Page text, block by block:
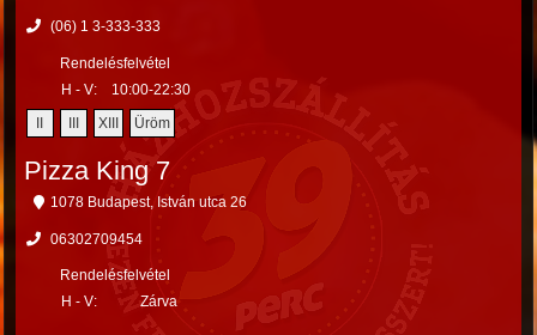
(06) 1 3-333-333
Rendelésfelvétel
H - V:
10:00-22:30
II III XIII Üröm
Pizza King 7
1078 Budapest, István utca 26
06302709454
Rendelésfelvétel
H - V:
Zárva